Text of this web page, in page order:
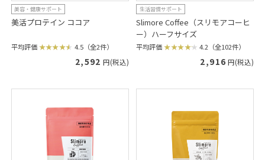
美容・健康サポート
美活プロテイン ココア
平均評価 4.5（全2件）
2,592 円(税込)
生活習慣サポート
Slimore Coffee（スリモアコーヒ
ー）ハーフサイズ
平均評価 4.2（全102件）
2,916 円(税込)